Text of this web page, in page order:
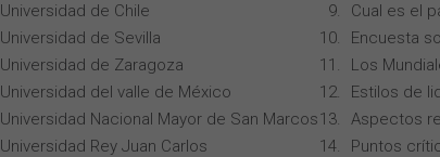
Universidad de Chile
Universidad de Sevilla
Universidad de Zaragoza
Universidad del valle de México
Universidad Nacional Mayor de San Marcos
Universidad Rey Juan Carlos
Cual es el
Encuesta
Los
Estilos de
Aspectos
Puntos